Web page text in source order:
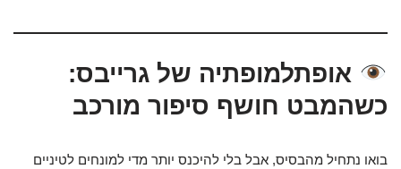
אופתלמופתיה של גרייבס:
כשהמבט חושף סיפור מורכב
בואו נתחיל מהבסיס, אבל בלי להיכנס יותר מדי למונחים לטיניים